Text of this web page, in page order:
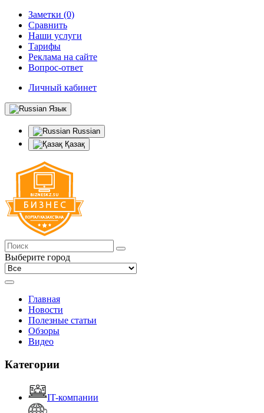
Заметки (0)
Сравнить
Наши услуги
Тарифы
Реклама на сайте
Вопрос-ответ
Личный кабинет
Язык
Russian
Қазақ
Выберите город
Главная
Новости
Полезные статьи
Обзоры
Видео
Категории
IT-компании